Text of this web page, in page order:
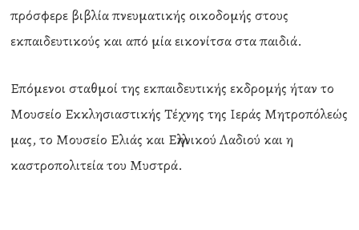
πρόσφερε βιβλία πνευματικής οικοδομής στους
εκπαιδευτικούς και από μία εικονίτσα στα παιδιά.
Επόμενοι σταθμοί της εκπαιδευτικής εκδρομής ήταν το
Μουσείο Εκκλησιαστικής Τέχνης της Ιεράς Μητροπόλεώς
μας, το Μουσείο Ελιάς και Ελληνικού Λαδιού και η
καστροπολιτεία του Μυστρά.